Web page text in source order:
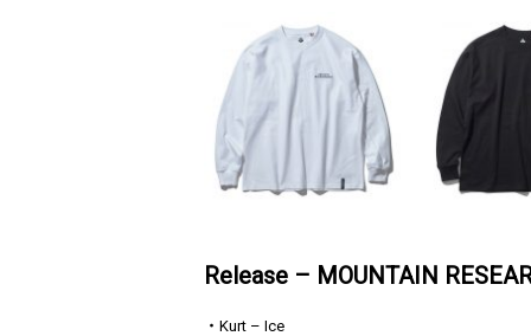
Release – MOUNTAIN
・Kurt – Ice